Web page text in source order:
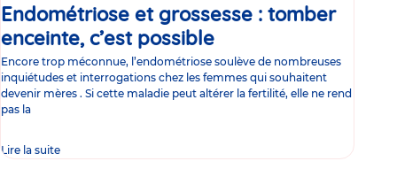
Endométriose et grossesse : tomber
enceinte, c’est possible
Encore trop méconnue, l’endométriose soulève de nombreuses
inquiétudes et interrogations chez les femmes qui souhaitent
devenir mères . Si cette maladie peut altérer la fertilité, elle ne rend
pas la
Lire la suite